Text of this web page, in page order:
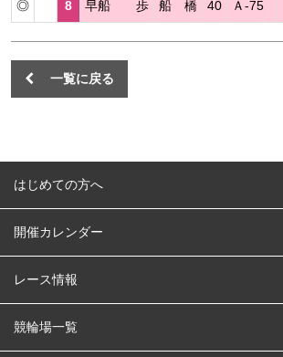
◎ 8 早船 歩 船 橋 40 Ａ-75
一覧に戻る
はじめての方へ
はじめての方へ
開催カレンダー
競輪
オートレース
レース情報
レース予想
競輪場一覧